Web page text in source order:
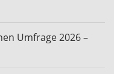
Umfrage 2026 –